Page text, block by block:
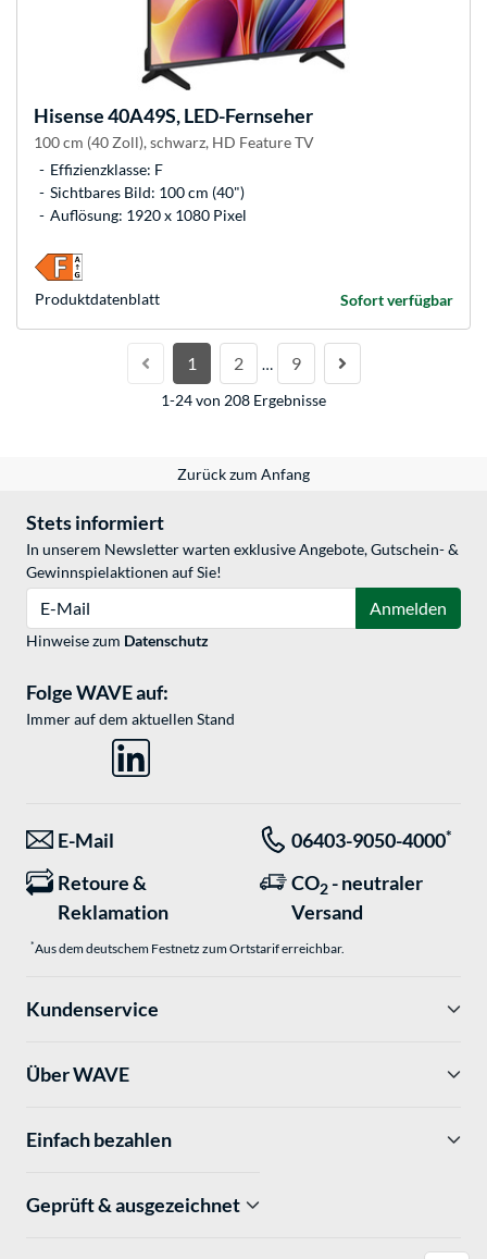
Hisense40A49S, LED-Fernseher
100 cm (40 Zoll), schwarz, HD Feature TV
Effizienzklasse: F
Sichtbares Bild: 100 cm (40")
Auflösung: 1920 x 1080 Pixel
Sofort verfügbar
Produkt­datenblatt
1 2 … 9
1-24 von 208 Ergebnisse
Zurück zum Anfang
Stets informiert
In unserem Newsletter warten exklusive Angebote, Gutschein- &
Gewinnspielaktionen auf Sie!
Anmelden
Hinweise zum Datenschutz
Folge WAVE auf:
Immer auf dem aktuellen Stand
E-Mail 06403-9050-4000*
Retoure &
Reklamation
CO2 - neutraler
Versand
*Aus dem deutschem Festnetz zum Ortstarif erreichbar.
Kundenservice
Über WAVE
Einfach bezahlen
Geprüft & ausgezeichnet